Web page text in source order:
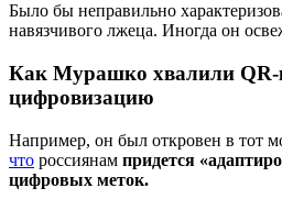
Было бы неправильно
навязчивого лжеца. Иногда он
Как Мурашко хвалили
цифровизацию
Например, он был откровен в тот
что россиянам придется
цифровых меток.